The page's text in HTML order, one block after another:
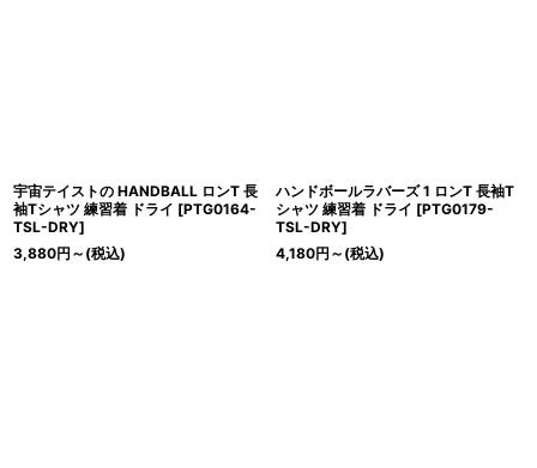
宇宙テイストの HANDBALL ロンT 長
袖Tシャツ 練習着 ドライ [PTG0164-
TSL-DRY]
3,880円 ～ (税込)
ハンドボールラバーズ 1 ロンT 長袖T
シャツ 練習着 ドライ [PTG0179-
TSL-DRY]
4,180円 ～ (税込)